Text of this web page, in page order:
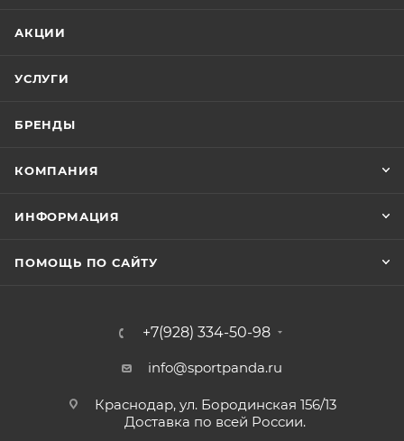
АКЦИИ
УСЛУГИ
БРЕНДЫ
КОМПАНИЯ
ИНФОРМАЦИЯ
ПОМОЩЬ ПО САЙТУ
+7(928) 334-50-98
info@sportpanda.ru
Краснодар, ул. Бородинская 156/13
Доставка по всей России.